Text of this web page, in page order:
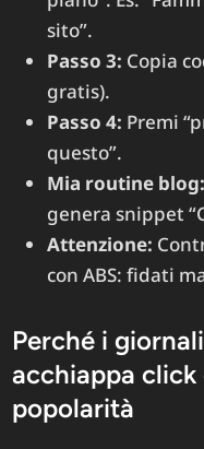
sito”.
Passo 3: Copia
gratis).
Passo 4: Premi
questo”.
Mia routine blog:
genera snippet
Attenzione:
con ABS: fidati
Perché i
acchiappa click
popolarità